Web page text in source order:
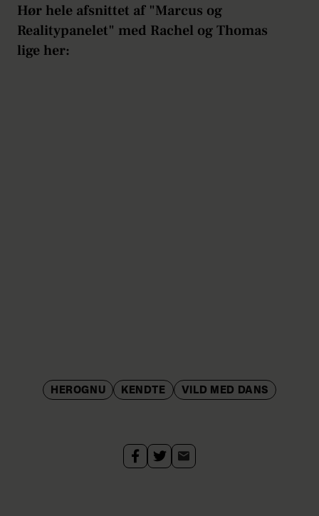
Hør hele afsnittet af "Marcus og
Realitypanelet" med Rachel og Thomas
lige her:
HEROGNU KENDTE VILD MED DANS